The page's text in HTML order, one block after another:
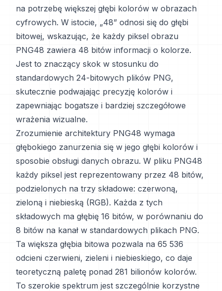
na potrzebę większej głębi kolorów w obrazach
cyfrowych. W istocie, „48” odnosi się do głębi
bitowej, wskazując, że każdy piksel obrazu
PNG48 zawiera 48 bitów informacji o kolorze.
Jest to znaczący skok w stosunku do
standardowych 24-bitowych plików PNG,
skutecznie podwajając precyzję kolorów i
zapewniając bogatsze i bardziej szczegółowe
wrażenia wizualne.
Zrozumienie architektury PNG48 wymaga
głębokiego zanurzenia się w jego głębi kolorów i
sposobie obsługi danych obrazu. W pliku PNG48
każdy piksel jest reprezentowany przez 48 bitów,
podzielonych na trzy składowe: czerwoną,
zieloną i niebieską (RGB). Każda z tych
składowych ma głębię 16 bitów, w porównaniu do
8 bitów na kanał w standardowych plikach PNG.
Ta większa głębia bitowa pozwala na 65 536
odcieni czerwieni, zieleni i niebieskiego, co daje
teoretyczną paletę ponad 281 bilionów kolorów.
To szerokie spektrum jest szczególnie korzystne